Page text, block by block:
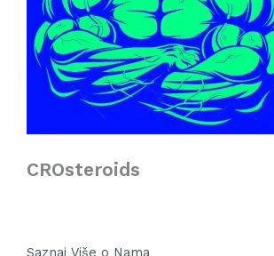
CROsteroids
Saznaj Više o Nama